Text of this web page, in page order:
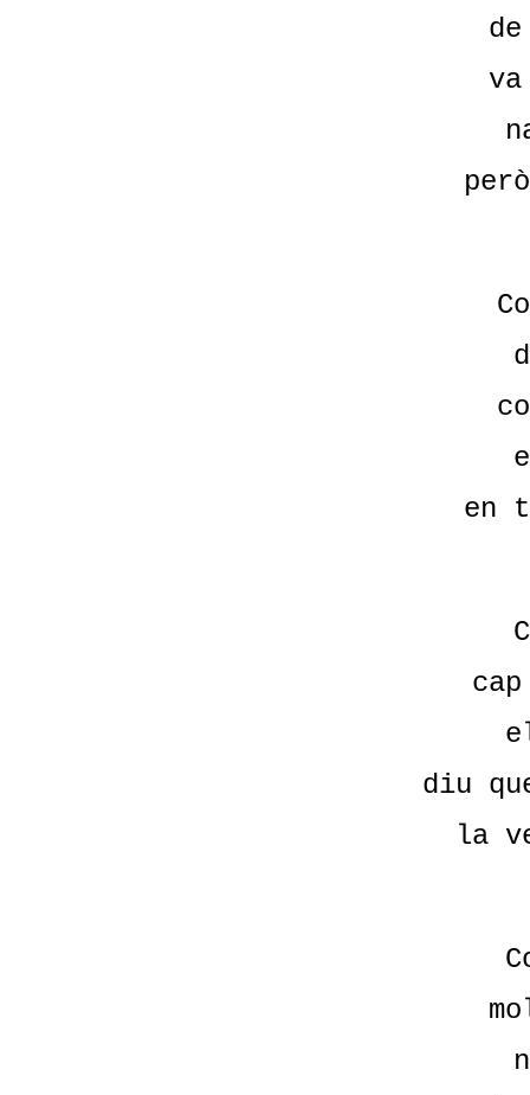
en
diu
la